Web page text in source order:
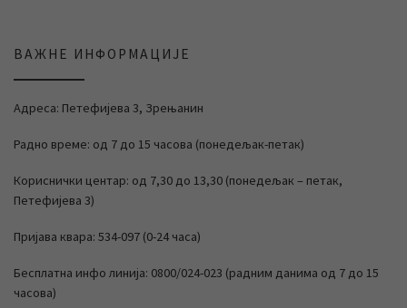
ВАЖНЕ ИНФОРМАЦИЈЕ
Адреса: Петефијева 3, Зрењанин
Радно време: од 7 до 15 часова (понедељак-петак)
Кориснички центар: од 7,30 до 13,30 (понедељак – петак,
Петефијева 3)
Пријава квара: 534-097 (0-24 часа)
Бесплатна инфо линија: 0800/024-023 (радним данима од 7 до 15
часова)